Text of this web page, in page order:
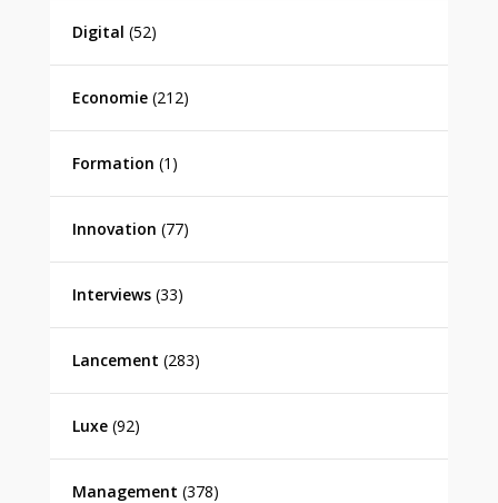
Digital (52)
Economie(212)
Formation (1)
Innovation (77)
Interviews(33)
Lancement (283)
Luxe(92)
Management (378)